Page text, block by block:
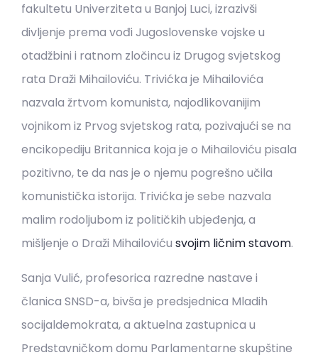
fakultetu Univerziteta u Banjoj Luci, izrazivši
divljenje prema vođi Jugoslovenske vojske u
otadžbini i ratnom zločincu iz Drugog svjetskog
rata Draži Mihailoviću. Trivićka je Mihailovića
nazvala žrtvom komunista, najodlikovanijim
vojnikom iz Prvog svjetskog rata, pozivajući se na
encikopediju Britannica koja je o Mihailoviću pisala
pozitivno, te da nas je o njemu pogrešno učila
komunistička istorija. Trivićka je sebe nazvala
malim rodoljubom iz političkih ubjeđenja, a
mišljenje o Draži Mihailoviću svojim ličnim stavom.
Sanja Vulić, profesorica razredne nastave i
članica SNSD-a, bivša je predsjednica Mladih
socijaldemokrata, a aktuelna zastupnica u
Predstavničkom domu Parlamentarne skupštine